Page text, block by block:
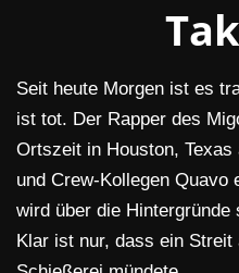
Seit heute Morgen ist es
ist tot. Der Rapper des
Ortszeit in Houston,
und Crew-Kollegen
wird über die
Klar ist nur, dass ein